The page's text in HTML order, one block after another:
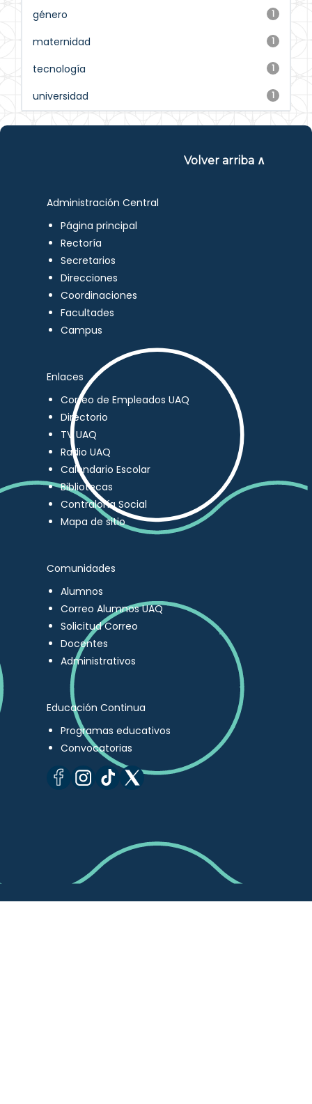
1
género
1
maternidad
1
tecnología
1
universidad
Volver arriba ∧
Administración Central
Página principal
Rectoría
Secretarios
Direcciones
Coordinaciones
Facultades
Campus
Enlaces
Correo de Empleados UAQ
Directorio
TV UAQ
Radio UAQ
Calendario Escolar
Bibliotecas
Contraloría Social
Mapa de sitio
Comunidades
Alumnos
Correo Alumnos UAQ
Solicitud Correo
Docentes
Administrativos
Educación Continua
Programas educativos
Convocatorias